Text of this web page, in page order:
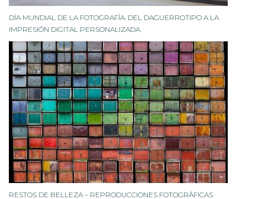
DÍA MUNDIAL DE LA FOTOGRAFÍA. DEL DAGUERROTIPO A LA
IMPRESIÓN DIGITAL PERSONALIZADA.
RESTOS DE BELLEZA – REPRODUCCIONES FOTOGRÁFICAS